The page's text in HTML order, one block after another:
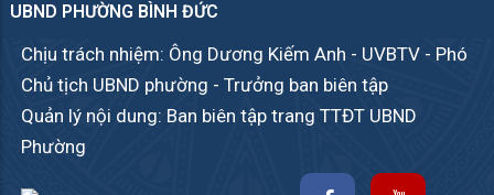
UBND PHƯỜNG BÌNH ĐỨC
Chịu trách nhiệm: Ông Dương Kiếm Anh - UVBTV - Phó
Chủ tịch UBND phường - Trưởng ban biên tập
Quản lý nội dung: Ban biên tập trang TTĐT UBND
Phường